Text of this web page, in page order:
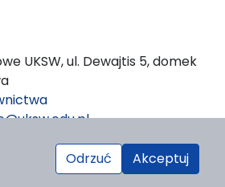
UKSW, ul. Dewajtis 5, domek
Odrzuć Akceptuj